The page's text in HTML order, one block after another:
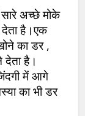
अच्छे मोके
है।एक
का डर ,
है।
में आगे
का भी डर